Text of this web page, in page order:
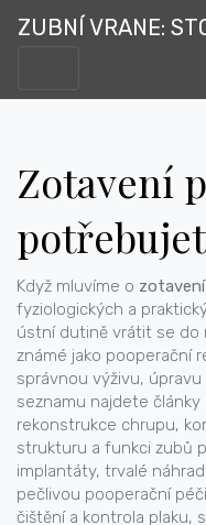
ZUBNÍ VRANE:
Zotavení
Když mluvíme o
fyziologických a
ústní dutině vrátit se do
známé jako pooperační
správnou výživu,
seznamu najdete
rekonstrukce chrupu,
strukturu a funkci zubů
implantáty, trvalé
pečlivou pooperační péči
čištění a kontrola plaku,